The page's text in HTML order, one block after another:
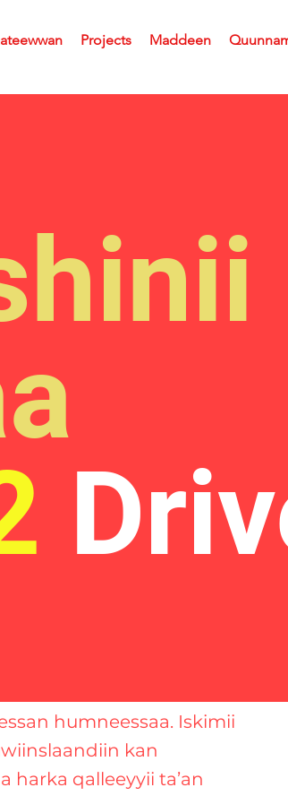
Projects Maddeen
humneessaa. Iskimii
kan
qalleeyyii ta’an